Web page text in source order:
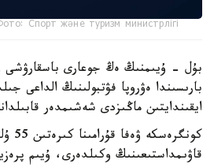
Спорт және туризм министрлігі
بۇل - ۇيىمنىڭ ەڭ جوعارى
بارىسىندا ەۋروپا فۋتبولىنىڭ الداعى
ايقىندايتىن ماڭىزدى شەشىمدەر
قاۋىمداستىعىنىڭ وكىلدەرى، ۇيىم